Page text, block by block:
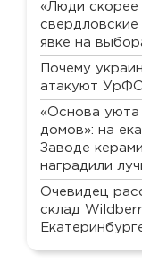
«Люди скорее
явке на
Почему
атакуют
«Основа уюта
домов»: на
Заводе
наградили
Очевидец
склад